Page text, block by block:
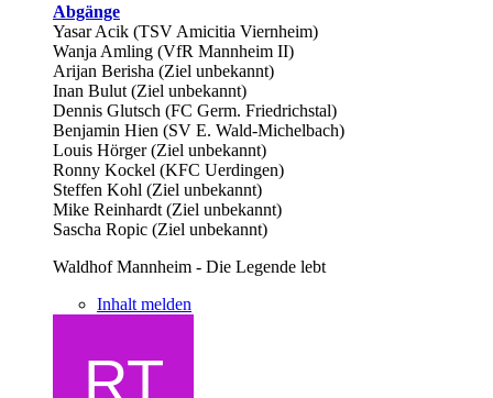
Abgänge
Yasar Acik (TSV Amicitia Viernheim)
Wanja Amling (VfR Mannheim II)
Arijan Berisha (Ziel unbekannt)
Inan Bulut (Ziel unbekannt)
Dennis Glutsch (FC Germ. Friedrichstal)
Benjamin Hien (SV E. Wald-Michelbach)
Louis Hörger (Ziel unbekannt)
Ronny Kockel (KFC Uerdingen)
Steffen Kohl (Ziel unbekannt)
Mike Reinhardt (Ziel unbekannt)
Sascha Ropic (Ziel unbekannt)
Waldhof Mannheim - Die Legende lebt
Inhalt melden